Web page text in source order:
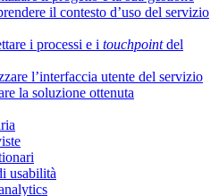
il contesto d’uso del servizio
i processi e i touchpointdel
l’interfaccia utente del servizio
la soluzione ottenuta
usabilità